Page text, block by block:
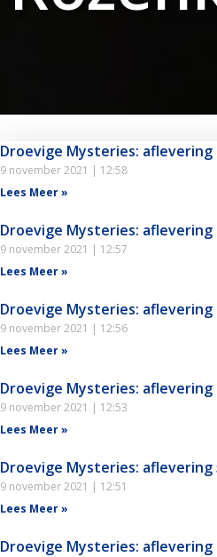
Droevige Mysteries: aflevering
9 november 2021
12:58
Lees Meer »
Droevige Mysteries: aflevering
9 november 2021
12:57
Lees Meer »
Droevige Mysteries: aflevering
9 november 2021
12:56
Lees Meer »
Droevige Mysteries: aflevering
9 november 2021
12:53
Lees Meer »
Droevige Mysteries: aflevering
9 november 2021
12:51
Lees Meer »
Droevige Mysteries: aflevering